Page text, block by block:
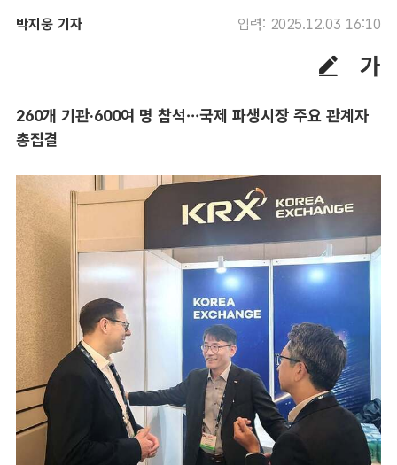
박지웅 기자 입력: 2025.12.03 16:10
260개 기관·600여 명 참석…국제 파생시장 주요 관계자
총집결